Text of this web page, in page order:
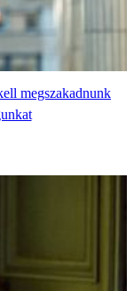
megszakadnunk